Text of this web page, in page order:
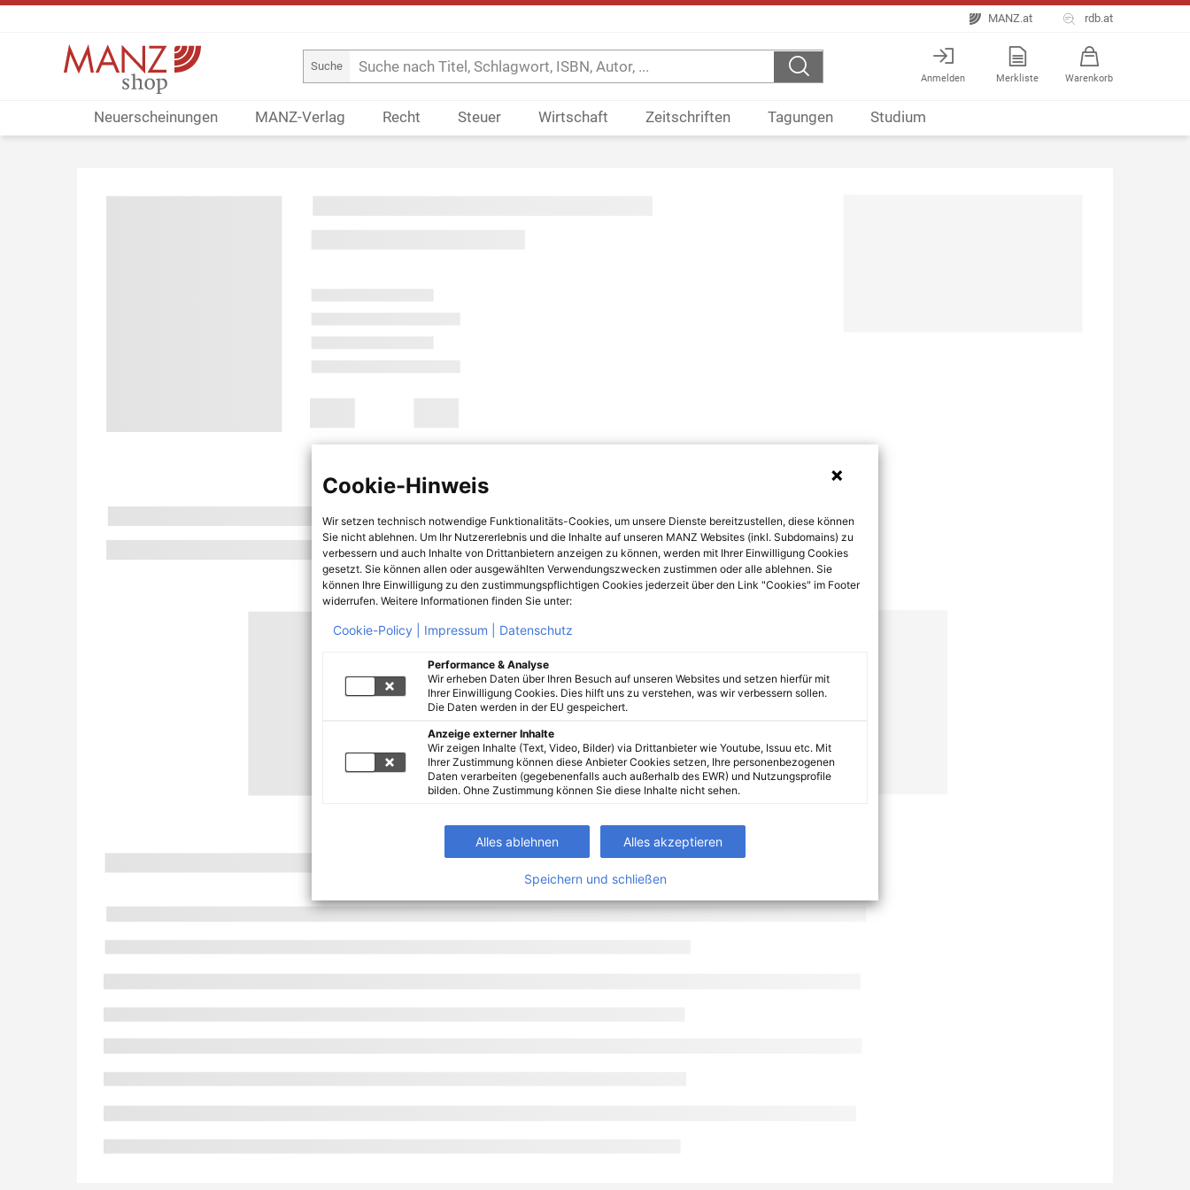
MANZ.at rdb.at
Suche
Anmelden Merkliste Warenkorb
Neuerscheinungen MANZ-Verlag Recht Steuer Wirtschaft Zeitschriften Tagungen Studium
Cookie-Hinweis
Wir setzen technisch notwendige Funktionalitäts-Cookies, um unsere Dienste bereitzustellen, diese können
Sie nicht ablehnen. Um Ihr Nutzererlebnis und die Inhalte auf unseren MANZ Websites (inkl. Subdomains) zu
verbessern und auch Inhalte von Drittanbietern anzeigen zu können, werden mit Ihrer Einwilligung Cookies
gesetzt. Sie können allen oder ausgewählten Verwendungszwecken zustimmen oder alle ablehnen. Sie
können Ihre Einwilligung zu den zustimmungspflichtigen Cookies jederzeit über den Link "Cookies" im Footer
widerrufen. Weitere Informationen finden Sie unter:
Cookie-Policy | Impressum | Datenschutz
Performance & Analyse
Wir erheben Daten über Ihren Besuch auf unseren Websites und setzen hierfür mit
Ihrer Einwilligung Cookies. Dies hilft uns zu verstehen, was wir verbessern sollen.
Die Daten werden in der EU gespeichert.
Anzeige externer Inhalte
Wir zeigen Inhalte (Text, Video, Bilder) via Drittanbieter wie Youtube, Issuu etc. Mit
Ihrer Zustimmung können diese Anbieter Cookies setzen, Ihre personenbezogenen
Daten verarbeiten (gegebenenfalls auch außerhalb des EWR) und Nutzungsprofile
bilden. Ohne Zustimmung können Sie diese Inhalte nicht sehen.
Alles ablehnen Alles akzeptieren
Speichern und schließen